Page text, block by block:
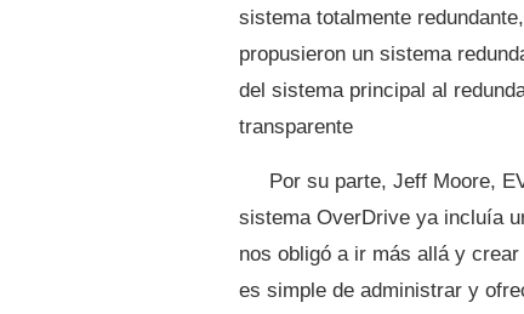
sistema totalmente
propusieron un sistema
del sistema principal al
transparente
Por su parte, Jeff Moore,
sistema OverDrive ya incluía
nos obligó a ir más allá y
es simple de administrar y